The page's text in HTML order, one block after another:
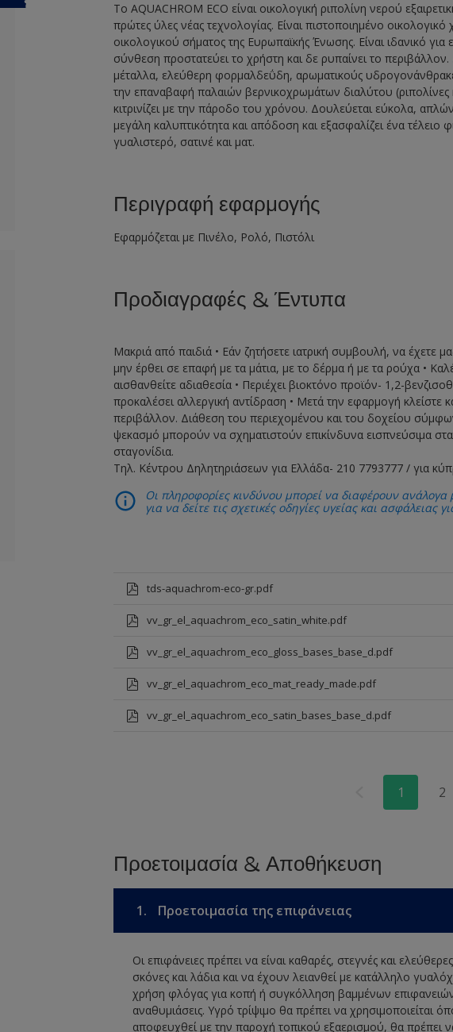
Το AQUACHROM ECO είναι οικολογική ριπολίνη νερού
πρώτες ύλες νέας τεχνολογίας. Είναι πιστοποιημένο
οικολογικού σήματος της Ευρωπαϊκής Ένωσης. Είναι ιδανικό
σύνθεση προστατεύει το χρήστη και δε ρυπαίνει το
μέταλλα, ελεύθερη φορμαλδεΰδη, αρωματικούς
την επαναβαφή παλαιών βερνικοχρωμάτων διαλύτου (ριπολίνες
κιτρινίζει με την πάροδο του χρόνου. Δουλεύεται εύκολα,
μεγάλη καλυπτικότητα και απόδοση και εξασφαλίζει ένα τέλειο
γυαλιστερό, σατινέ και ματ.
Περιγραφή εφαρμογής
Εφαρμόζεται με Πινέλο, Ρολό, Πιστόλι
Προδιαγραφές & Έντυπα
Μακριά από παιδιά • Εάν ζητήσετε ιατρική συμβουλή, να έχετε
μην έρθει σε επαφή με τα μάτια, με το δέρμα ή με τα ρούχα •
αισθανθείτε αδιαθεσία • Περιέχει βιοκτόνο προϊόν- 1,2-
προκαλέσει αλλεργική αντίδραση • Μετά την εφαρμογή
περιβάλλον. Διάθεση του περιεχομένου και του δοχείου
ψεκασμό μπορούν να σχηματιστούν επικίνδυνα εισπνεύσιμα
σταγονίδια.
Τηλ. Κέντρου Δηλητηριάσεων για Ελλάδα- 210 7793777 / για
Οι πληροφορίες κινδύνου μπορεί να διαφέρουν
για να δείτε τις σχετικές οδηγίες υγείας και ασφάλειας
tds-aquachrom-eco-gr.pdf
vv_gr_el_aquachrom_eco_satin_white.pdf
vv_gr_el_aquachrom_eco_gloss_bases_base_d.pdf
vv_gr_el_aquachrom_eco_mat_ready_made.pdf
vv_gr_el_aquachrom_eco_satin_bases_base_d.pdf
1 2
Προετοιμασία & Αποθήκευση
1. Προετοιμασία της επιφάνειας
Οι επιφάνειες πρέπει να είναι καθαρές, στεγνές και
σκόνες και λάδια και να έχουν λειανθεί με κατάλληλο
χρήση φλόγας για κοπή ή συγκόλληση βαμμένων
αναθυμιάσεις. Υγρό τρίψιμο θα πρέπει να χρησιμοποιείται
αποφευχθεί με την παροχή τοπικού εξαερισμού, θα πρέπει